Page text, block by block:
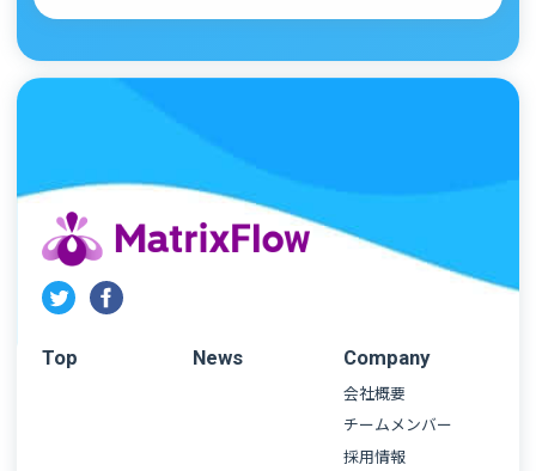
Top News
Company
会社概要
チームメンバー
採用情報